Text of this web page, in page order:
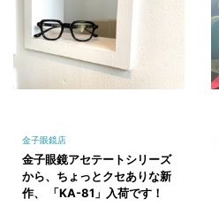
金子眼鏡店
金子眼鏡アセテートシリーズ
から、ちょっとクセありな新
作、 「KA-81」入荷です！